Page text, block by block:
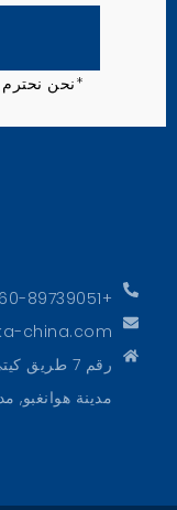
+86-760-89739051
china.com
رقم 7
مدينة هوانغبو,
*نحن